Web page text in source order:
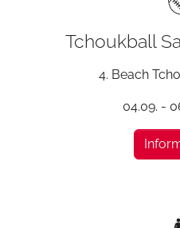
Tchoukball
4. Beach
04.09. -